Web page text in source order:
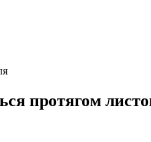
протягом